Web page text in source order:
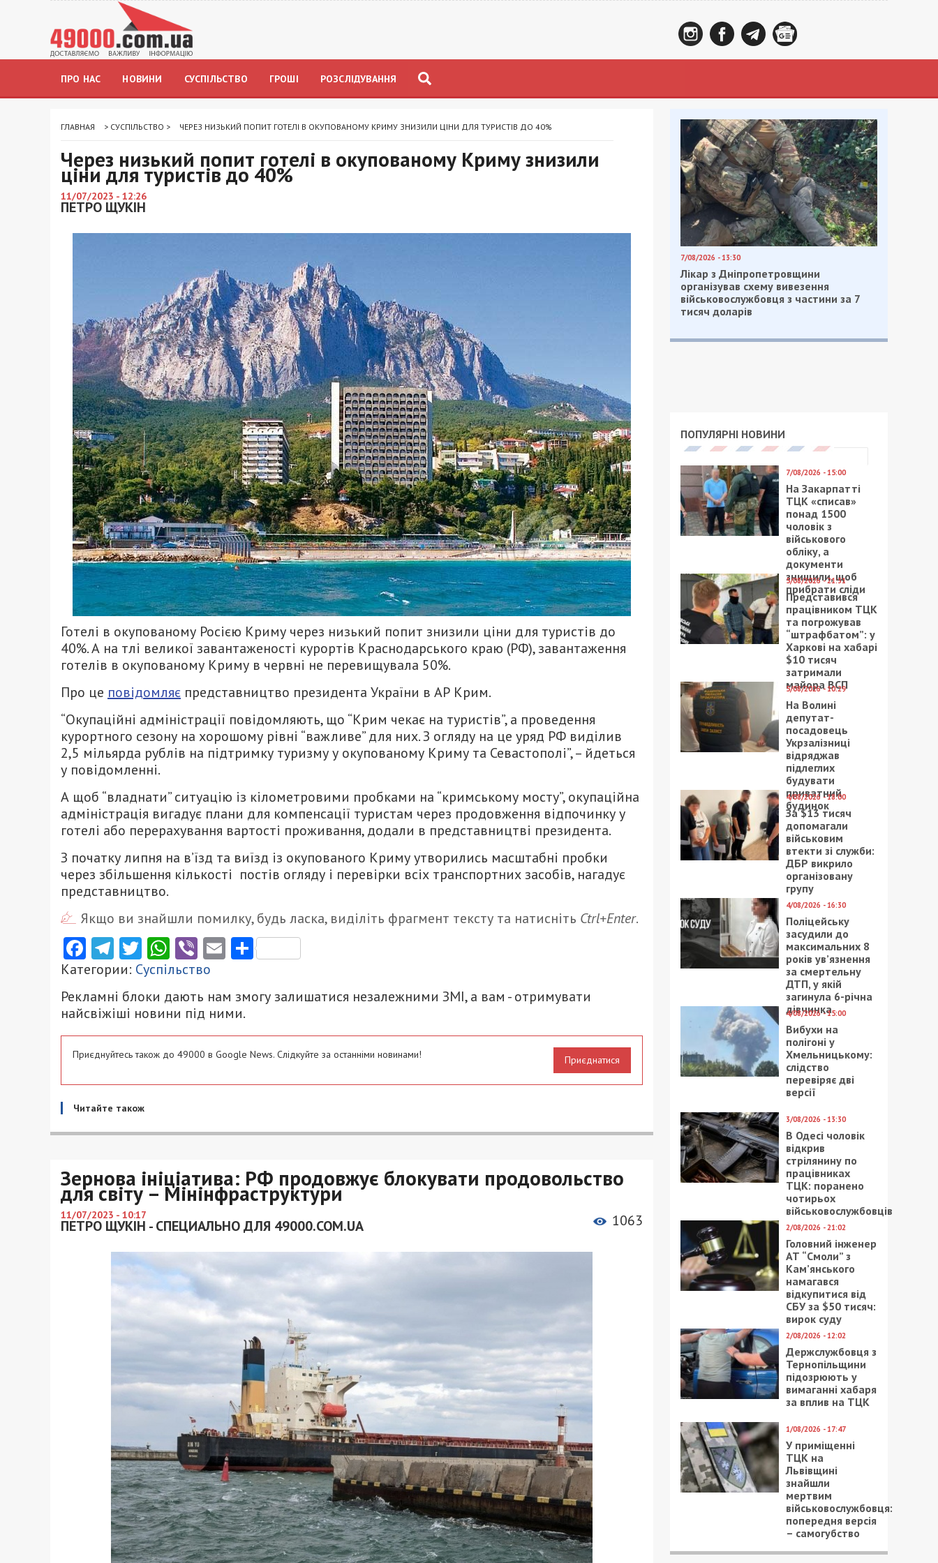
ПРО НАС НОВИНИ СУСПІЛЬСТВО ГРОШІ РОЗСЛІДУВАННЯ
ГЛАВНАЯ > СУСПІЛЬСТВО > ЧЕРЕЗ НИЗЬКИЙ ПОПИТ ГОТЕЛІ В ОКУПОВАНОМУ КРИМУ ЗНИЗИЛИ ЦІНИ ДЛЯ ТУРИСТІВ ДО 40%
Через низький попит готелі в окупованому Криму знизили
ціни для туристів до 40%
11/07/2023 - 12:26
ПЕТРО ЩУКІН
Готелі в окупованому Росією Криму через низький попит знизили ціни для туристів до
40%. А на тлі великої завантаженості курортів Краснодарського краю (РФ), завантаження
готелів в окупованому Криму в червні не перевищувала 50%.
Про це повідомляє представництво президента України в АР Крим.
“Окупаційні адміністрації повідомляють, що “Крим чекає на туристів”, а проведення
курортного сезону на хорошому рівні “важливе” для них. З огляду на це уряд РФ виділив
2,5 мільярда рублів на підтримку туризму у окупованому Криму та Севастополі”, – йдеться
у повідомленні.
А щоб “владнати” ситуацію із кілометровими пробками на “кримському мосту”, окупаційна
адміністрація вигадує плани для компенсації туристам через продовження відпочинку у
готелі або перерахування вартості проживання, додали в представництві президента.
З початку липня на в’їзд та виїзд із окупованого Криму утворились масштабні пробки
через збільшення кількості постів огляду і перевірки всіх транспортних засобів, нагадує
представництво.
Якщо ви знайшли помилку, будь ласка, виділіть фрагмент тексту та натисніть Ctrl+Enter.
Facebook
Telegram
Twitter
WhatsApp
ViberEmailПоділитися
Категории: Суспільство
Рекламні блоки дають нам змогу залишатися незалежними ЗМІ, а вам - отримувати
найсвіжіші новини під ними.
Приєднуйтесь також до 49000 в Google News. Слідкуйте за останніми новинами! Приєднатися
Читайте також
Зернова ініціатива: РФ продовжує блокувати продовольство
для світу – Мінінфраструктури
11/07/2023 - 10:17
ПЕТРО ЩУКІН - СПЕЦИАЛЬНО ДЛЯ 49000.COM.UA 1063
7/08/2026 - 13:30
Лікар з Дніпропетровщини
організував схему вивезення
військовослужбовця з частини за 7
тисяч доларів
ПОПУЛЯРНІ НОВИНИ
7/08/2026 - 15:00
На Закарпатті
ТЦК «списав»
понад 1500
чоловік з
військового
обліку, а
документи
знищили, щоб
прибрати сліди
5/08/2026 - 21:31
Представився
працівником ТЦК
та погрожував
“штрафбатом”: у
Харкові на хабарі
$10 тисяч
затримали
майора ВСП
5/08/2026 - 10:29
На Волині
депутат-
посадовець
Укрзалізниці
відряджав
підлеглих
будувати
приватний
будинок
4/08/2026 - 18:00
За $13 тисяч
допомагали
військовим
втекти зі служби:
ДБР викрило
організовану
групу
4/08/2026 - 16:30
Поліцейську
засудили до
максимальних 8
років ув’язнення
за смертельну
ДТП, у якій
загинула 6-річна
дівчинка
4/08/2026 - 15:00
Вибухи на
полігоні у
Хмельницькому:
слідство
перевіряє дві
версії
3/08/2026 - 13:30
В Одесі чоловік
відкрив
стрілянину по
працівниках
ТЦК: поранено
чотирьох
військовослужбовців
2/08/2026 - 21:02
Головний інженер
АТ “Смоли” з
Кам’янського
намагався
відкупитися від
СБУ за $50 тисяч:
вирок суду
2/08/2026 - 12:02
Держслужбовця з
Тернопільщини
підозрюють у
вимаганні хабаря
за вплив на ТЦК
1/08/2026 - 17:47
У приміщенні
ТЦК на
Львівщині
знайшли
мертвим
військовослужбовця:
попередня версія
– самогубство